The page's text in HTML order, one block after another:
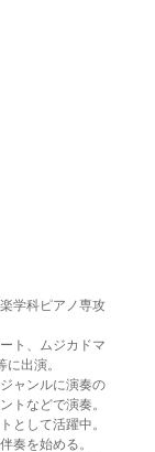
学科ピアノ専攻
ト、ムジカドマ
に出演。
ャンルに演奏の
トなどで演奏。
として活躍中。
奏を始める。